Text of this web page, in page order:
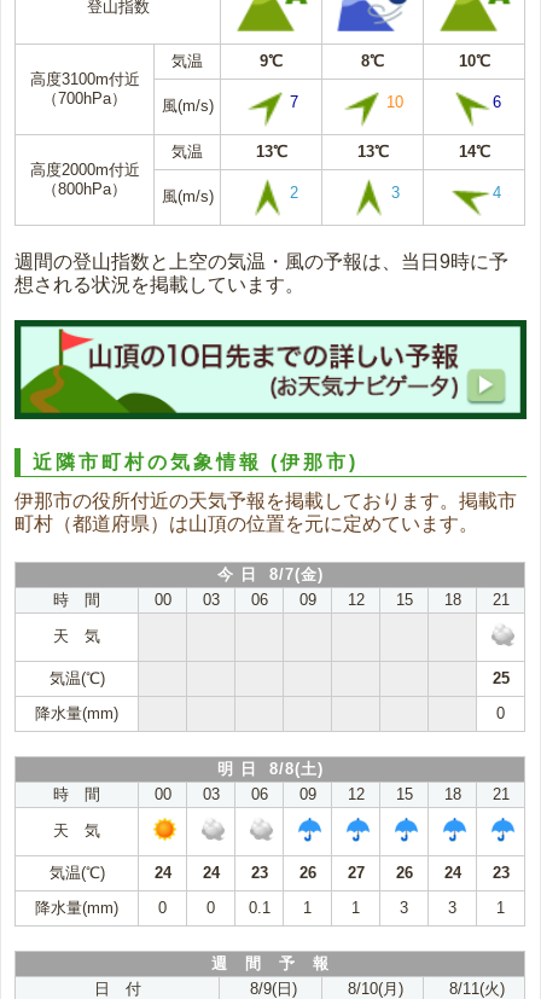
登山指数
高度3100m付近
（700hPa）
気温 9℃ 8℃ 10℃
風(m/s) 7 10 6
高度2000m付近
（800hPa）
気温 13℃ 13℃ 14℃
風(m/s) 2 3 4
週間の登山指数と上空の気温・風の予報は、当日9時に予
想される状況を掲載しています。
近隣市町村の気象情報(伊那市)
伊那市の役所付近の天気予報を掲載しております。掲載市
町村（都道府県）は山頂の位置を元に定めています。
今 日 8/7(金)
時 間
00 03 06 09 12 15 18
21
天 気
気温(℃)
25
降水量(mm)
0
明 日 8/8(土)
時 間
00 03 06 09 12 15 18
21
天 気
気温(℃) 24 24 23 26 27 26 24
23
降水量(mm)
0 0 0.1 1 1 3 3 1
週 間 予 報
日 付
8/9(日) 8/10(月) 8/11(火)